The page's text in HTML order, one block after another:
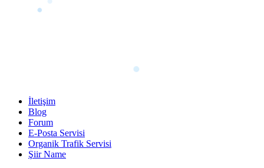
İletişim
Blog
Forum
E-Posta Servisi
Organik Trafik Servisi
Şiir Name